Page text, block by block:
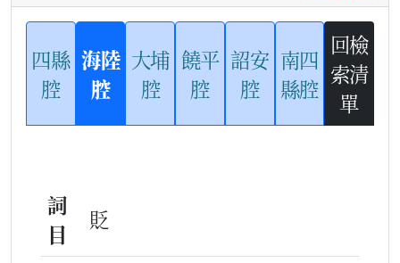
四縣
腔
海陸
腔
大埔
腔
饒平
腔
詔安
腔
南四
縣腔
回檢
索清
單
詞
目
貶